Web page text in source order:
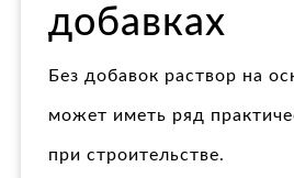
добавках
Без добавок раствор на
может иметь ряд
при строительстве.